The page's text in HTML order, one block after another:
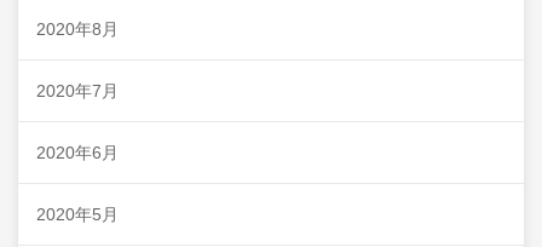
2020年8月
2020年7月
2020年6月
2020年5月